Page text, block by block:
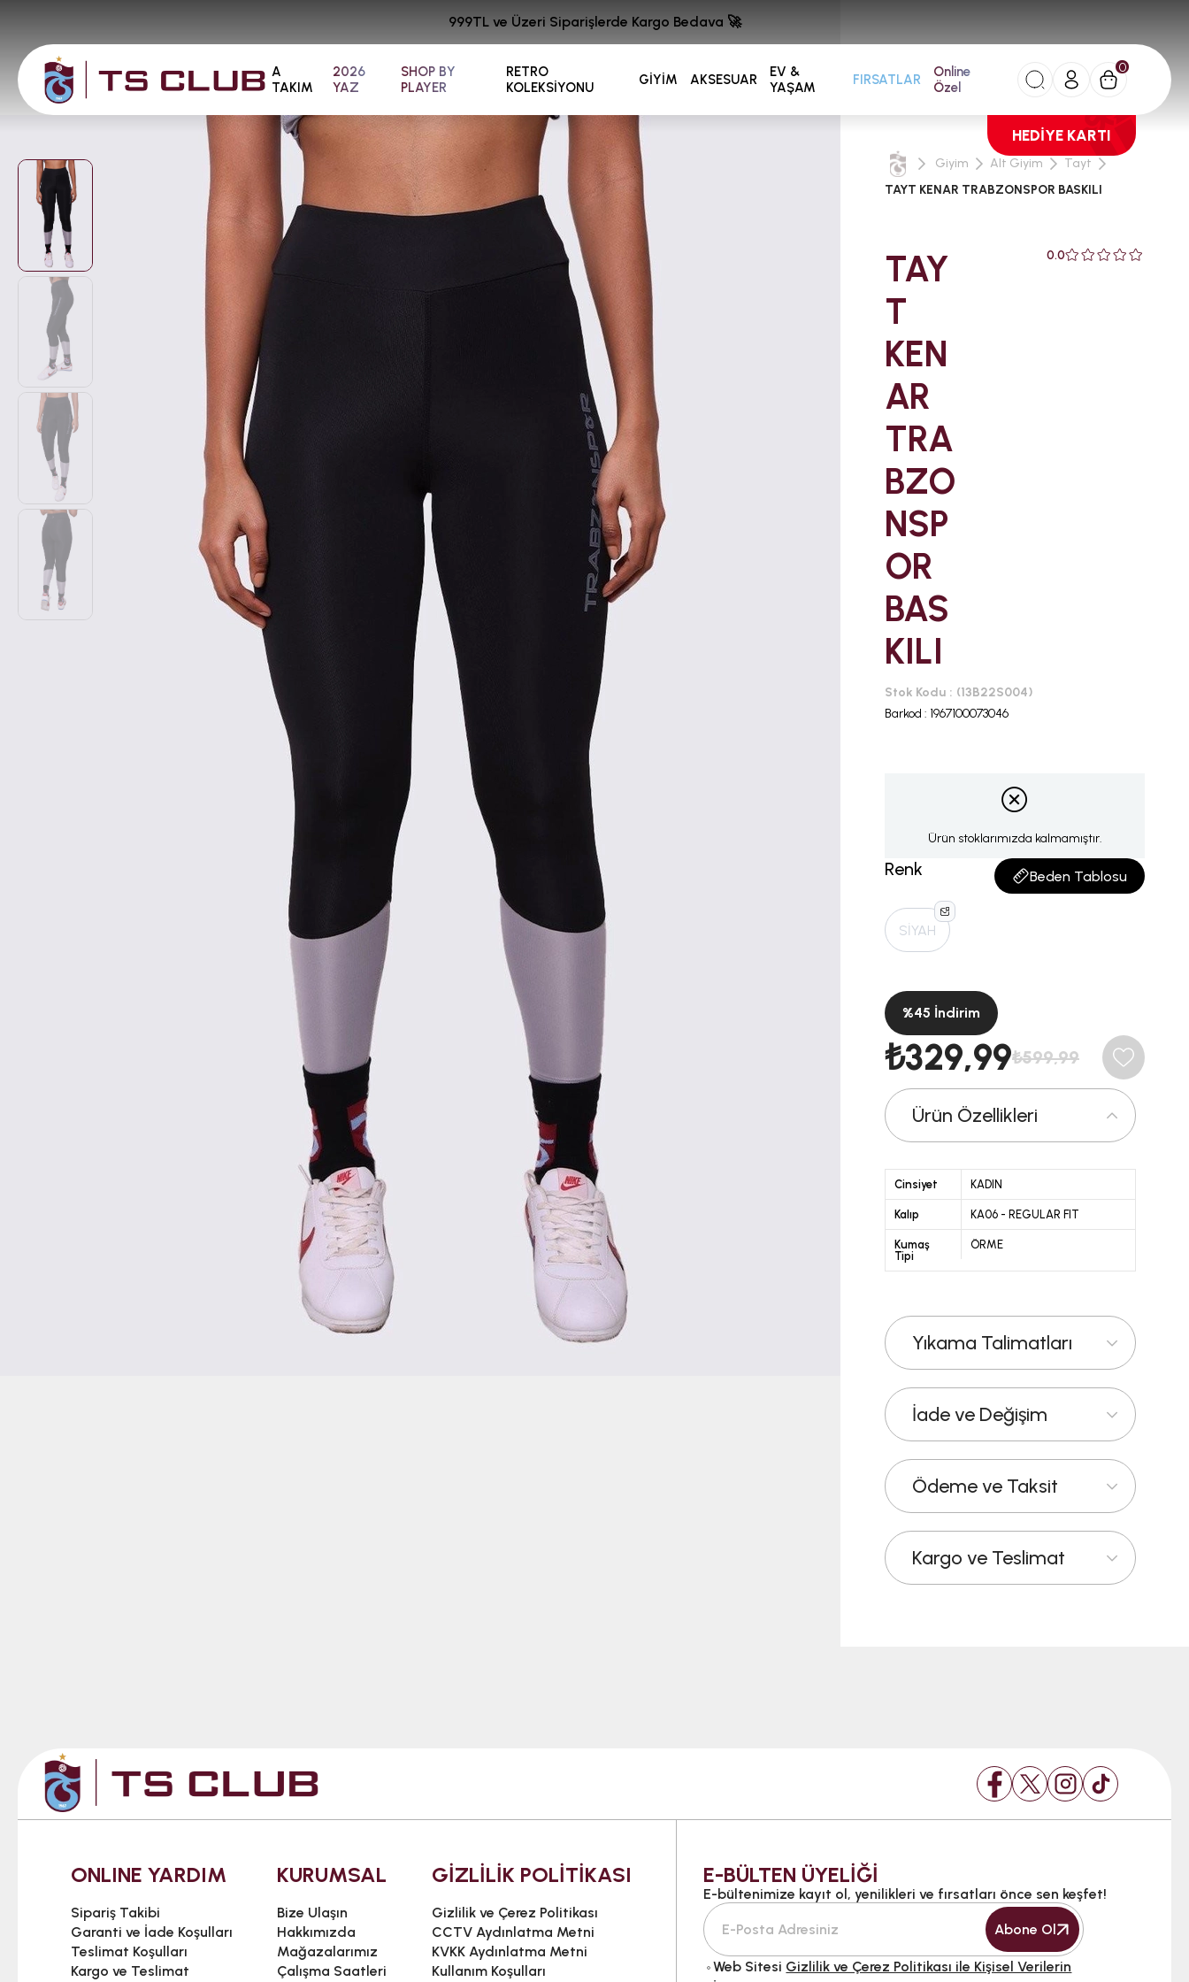
A
TAKIM
2026
YAZ
SHOP BY
PLAYER
RETRO
KOLEKSİYONU
GİYİM AKSESUAR
EV &
YAŞAM
FIRSATLAR
Online
Özel
0
HEDİYE KARTI
999TL ve Üzeri Siparişlerde Kargo Bedava 🚀
Giyim Alt Giyim
Tayt
TAYT KENAR TRABZONSPOR BASKILI
TAY
T
KEN
AR
TRA
BZO
NSP
OR
BAS
KILI
0.0
Stok Kodu
(13B22S004)
Barkod : 1967100073046
Ürün stoklarımızda kalmamıştır.
Renk Beden Tablosu
SİYAH
%45 İndirim
₺599,99
₺329,99
Ürün Özellikleri
Cinsiyet KADIN
Kalıp KA06 - REGULAR FIT
Kumaş
Tipi
ÖRME
Yıkama Talimatları
İade ve Değişim
Ödeme ve Taksit
Kargo ve Teslimat
ONLINE YARDIM
Sipariş Takibi
Garanti ve İade Koşulları
Teslimat Koşulları
Kargo ve Teslimat
KURUMSAL
Bize Ulaşın
Hakkımızda
Mağazalarımız
Çalışma Saatleri
GİZLİLİK POLİTİKASI
Gizlilik ve Çerez Politikası
CCTV Aydınlatma Metni
KVKK Aydınlatma Metni
Kullanım Koşulları
E-BÜLTEN ÜYELİĞİ
E-bültenimize kayıt ol, yenilikleri ve fırsatları önce sen keşfet!
Abone Ol
Web Sitesi Gizlilik ve Çerez Politikası ile Kişisel Verilerin